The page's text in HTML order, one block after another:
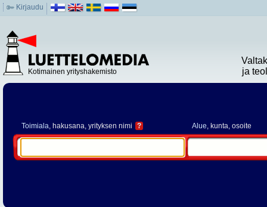
Kirjaudu
Kotimainen yrityshakemisto
ja
Toimiala, hakusana, yrityksen nimi ? Alue, kunta, osoite